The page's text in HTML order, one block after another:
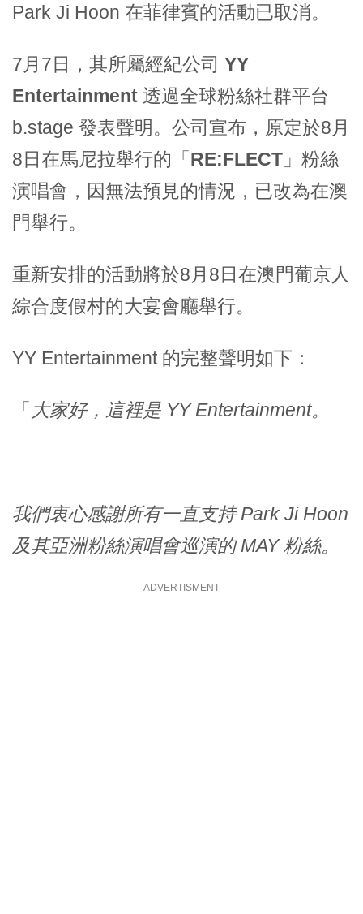
Park Ji Hoon 在菲律賓的活動已取消。
7月7日，其所屬經紀公司 YY
Entertainment 透過全球粉絲社群平台
b.stage 發表聲明。公司宣布，原定於8月
8日在馬尼拉舉行的「RE:FLECT 」粉絲
演唱會，因無法預見的情況，已改為在澳
門舉行。
重新安排的活動將於8月8日在澳門葡京人
綜合度假村的大宴會廳舉行。
YY Entertainment 的完整聲明如下：
「 大家好，這裡是 YY Entertainment。
我們衷心感謝所有一直支持 Park Ji Hoon
及其亞洲粉絲演唱會巡演的 MAY 粉絲。
ADVERTISMENT